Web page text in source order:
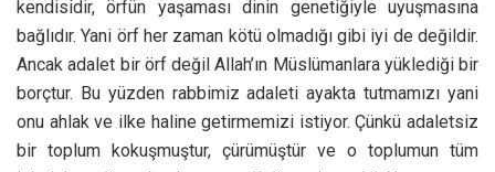
kendisidir, örfün yaşaması dinin genetiğiyle uyuşmasına
bağlıdır. Yani örf her zaman kötü olmadığı gibi iyi de değildir.
Ancak adalet bir örf değil Allah’ın Müslümanlara yüklediği bir
borçtur. Bu yüzden rabbimiz adaleti ayakta tutmamızı yani
onu ahlak ve ilke haline getirmemizi istiyor. Çünkü adaletsiz
bir toplum kokuşmuştur, çürümüştür ve o toplumun tüm